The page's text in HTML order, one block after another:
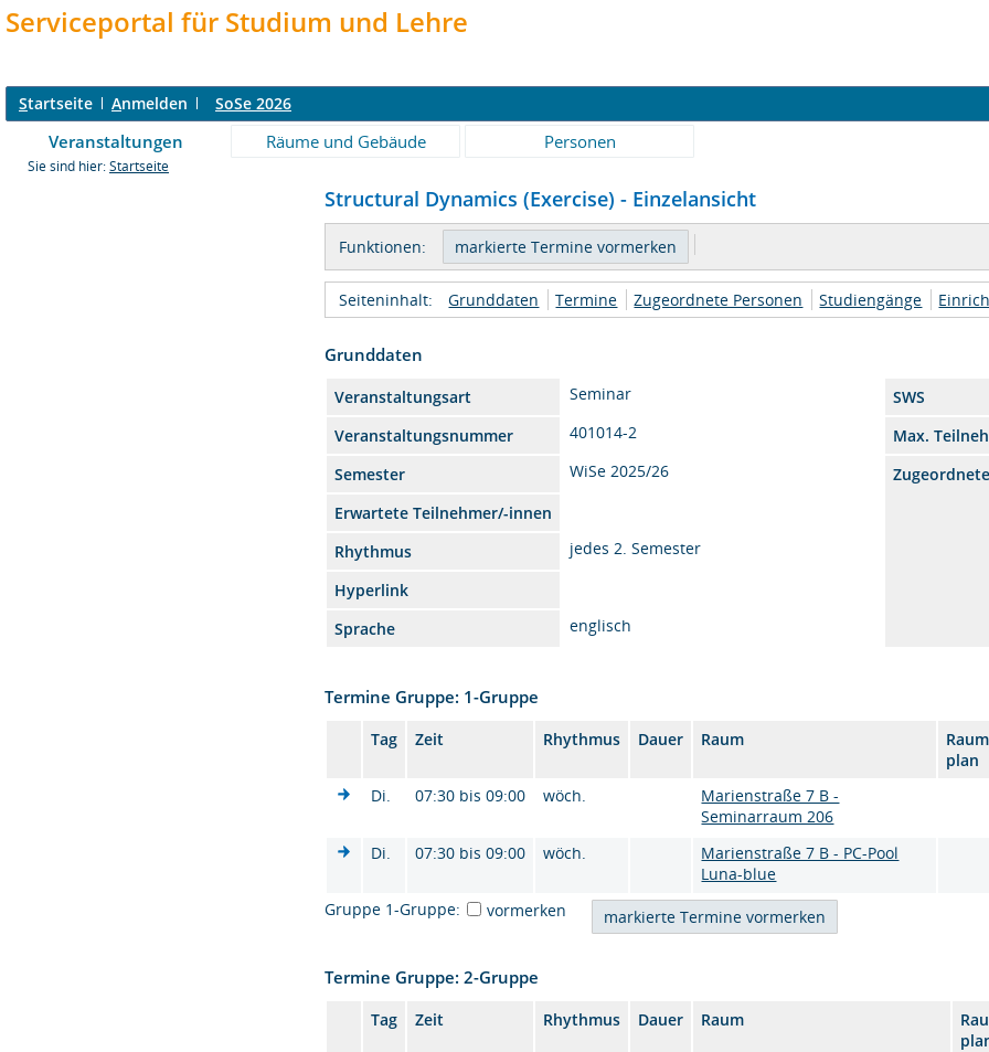
Serviceportal für Studium und Lehre
Startseite Anmelden SoSe 2026
Veranstaltungen Räume und Gebäude Personen
Sie sind hier: Startseite
Structural Dynamics (Exercise) - Einzelansicht
Funktionen:
Seiteninhalt: Grunddaten Termine Zugeordnete Personen Studiengänge
Grunddaten
Veranstaltungsart Seminar SWS
Veranstaltungsnummer
401014-2
Max.
Semester
WiSe 2025/26
Erwartete Teilnehmer/-innen
Rhythmus
jedes 2. Semester
Hyperlink
Sprache
englisch
Termine Gruppe: 1-Gruppe
Tag Zeit Rhythmus Dauer Raum
plan
Di.
07:30 bis 09:00 wöch.
Marienstraße 7 B -
Seminarraum 206
Di.
07:30 bis 09:00 wöch.
Marienstraße 7 B - PC-Pool
Luna-blue
Gruppe 1-Gruppe:
vormerken
Termine Gruppe: 2-Gruppe
Tag Zeit Rhythmus Dauer Raum